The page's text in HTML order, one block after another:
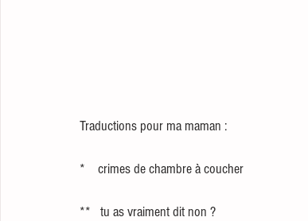
Traductions pour ma maman :
*    crimes de chambre à coucher
**   tu as vraiment dit non ?